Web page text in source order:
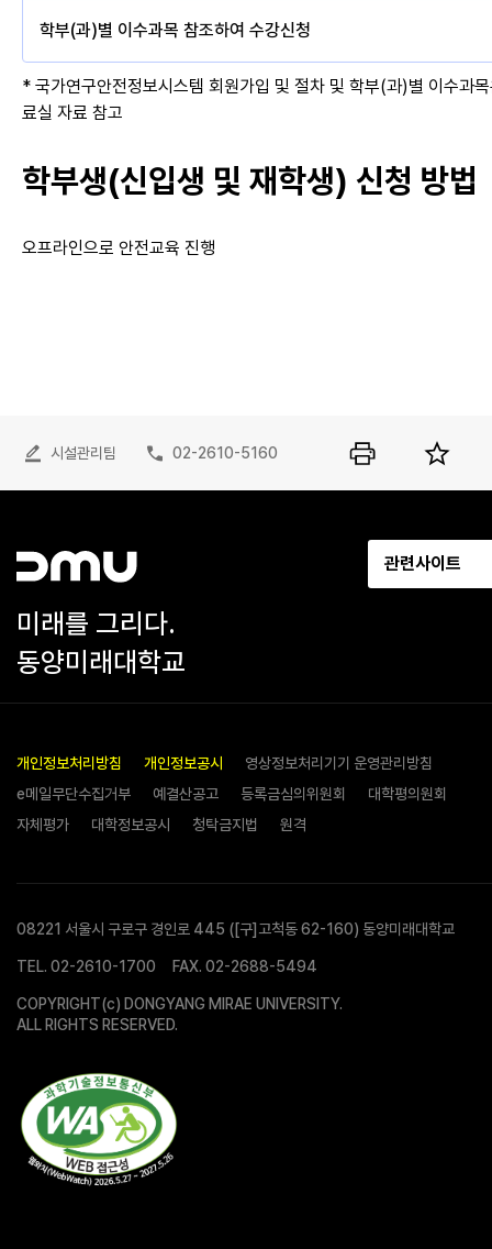
학부(과)별 이수과목 참조하여 수강신청
* 국가연구안전정보시스템 회원가입 및 절차 및 학부(과)별 이수과
료실 자료 참고
학부생(신입생 및 재학생) 신청 방법
오프라인으로 안전교육 진행
시설관리팀 02-2610-5160
미래를 그리다.
동양미래대학교
관련사이트
개인정보처리방침 개인정보공시
영상정보처리기기 운영관리방침
e메일무단수집거부
예결산공고 등록금심의위원회
대학평의원회
자체평가
대학정보공시 청탁금지법 원격
08221 서울시 구로구 경인로 445 ([구]고척동 62-160) 동양미래대학교
TEL. 02-2610-1700 FAX. 02-2688-5494
COPYRIGHT(c) DONGYANG MIRAE UNIVERSITY.
ALL RIGHTS RESERVED.